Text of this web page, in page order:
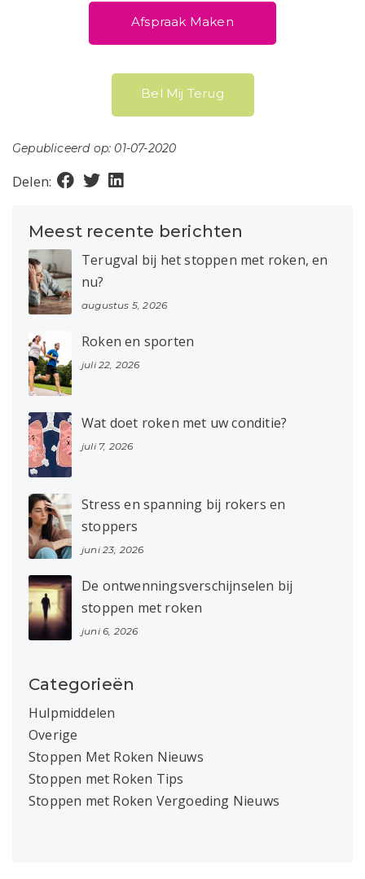
Afspraak Maken
Bel Mij Terug
Gepubliceerd op: 01-07-2020
Delen:
Meest recente berichten
Terugval bij het stoppen met roken, en
nu?
augustus 5, 2026
Roken en sporten
juli 22, 2026
Wat doet roken met uw conditie?
juli 7, 2026
Stress en spanning bij rokers en
stoppers
juni 23, 2026
De ontwenningsverschijnselen bij
stoppen met roken
juni 6, 2026
Categorieën
Hulpmiddelen
Overige
Stoppen Met Roken Nieuws
Stoppen met Roken Tips
Stoppen met Roken Vergoeding Nieuws